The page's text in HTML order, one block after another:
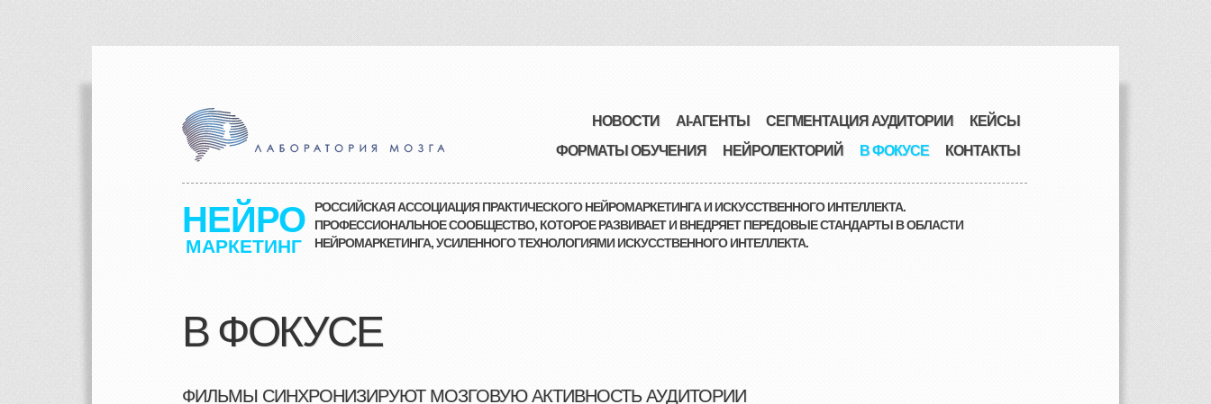
НОВОСТИ AI-АГЕНТЫ СЕГМЕНТАЦИЯ АУДИТОРИИ
КЕЙСЫ
ФОРМАТЫ ОБУЧЕНИЯ
НЕЙРОЛЕКТОРИЙ В ФОКУСЕ КОНТАКТЫ
НЕЙРО
МАРКЕТИНГ
РОССИЙСКАЯ АССОЦИАЦИЯ ПРАКТИЧЕСКОГО НЕЙРОМАРКЕТИНГА И ИСКУССТВЕННОГО ИНТЕЛЛЕКТА.
ПРОФЕССИОНАЛЬНОЕ СООБЩЕСТВО, КОТОРОЕ РАЗВИВАЕТ И ВНЕДРЯЕТ ПЕРЕДОВЫЕ СТАНДАРТЫ В ОБЛАСТИ
НЕЙРОМАРКЕТИНГА, УСИЛЕННОГО ТЕХНОЛОГИЯМИ ИСКУССТВЕННОГО ИНТЕЛЛЕКТА.
В ФОКУСЕ
ФИЛЬМЫ СИНХРОНИЗИРУЮТ МОЗГОВУЮ АКТИВНОСТЬ АУДИТОРИИ